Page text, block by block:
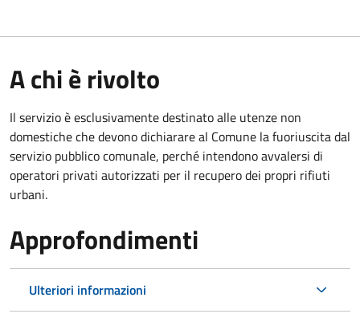
A chi è rivolto
Il servizio è esclusivamente destinato alle utenze non
domestiche che devono dichiarare al Comune la fuoriuscita dal
servizio pubblico comunale, perché intendono avvalersi di
operatori privati autorizzati per il recupero dei propri rifiuti
urbani.
Approfondimenti
Ulteriori informazioni